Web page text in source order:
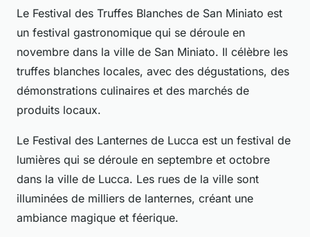
Le Festival des Truffes Blanches de San Miniato est
un festival gastronomique qui se déroule en
novembre dans la ville de San Miniato. Il célèbre les
truffes blanches locales, avec des dégustations, des
démonstrations culinaires et des marchés de
produits locaux.
Le Festival des Lanternes de Lucca est un festival de
lumières qui se déroule en septembre et octobre
dans la ville de Lucca. Les rues de la ville sont
illuminées de milliers de lanternes, créant une
ambiance magique et féerique.